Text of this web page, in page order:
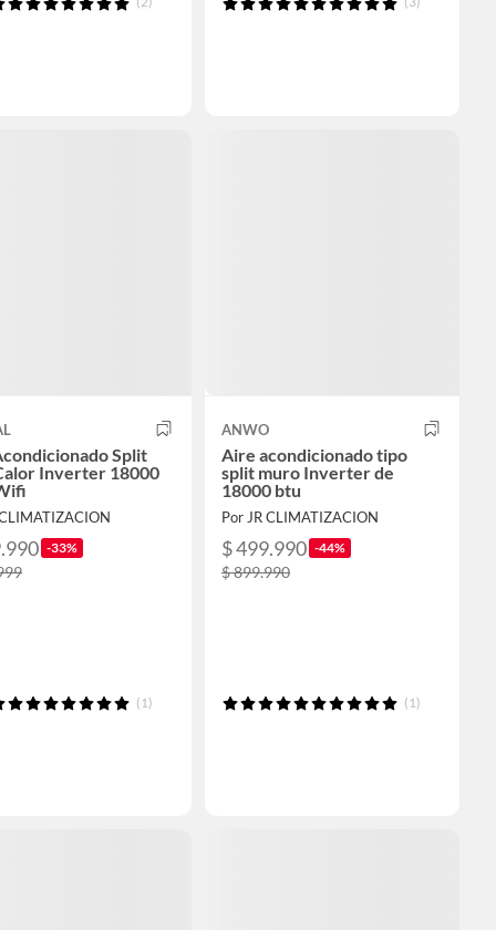
Split
Inverter 18000
-33%
(1)
ANWO
Aire acondicionado tipo
split muro Inverter de
18000 btu
Por JR CLIMATIZACION
$ 499.990 -44%
$ 899.990
(1)